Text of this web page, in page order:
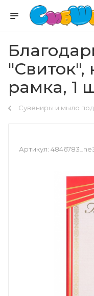
"Свиток",
рамка, 1
Сувениры и мыло
Артикул: